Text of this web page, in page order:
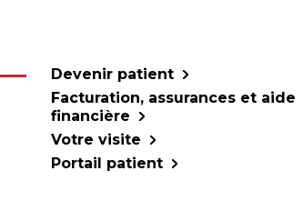
Devenir patient
Facturation, assurances et aide
financière
Votre visite
Portail patient